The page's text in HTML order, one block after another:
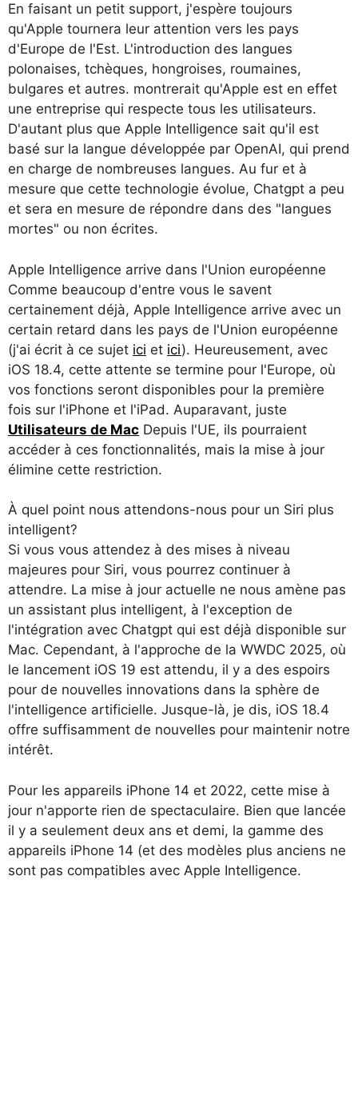
En faisant un petit support, j'espère toujours
qu'Apple tournera leur attention vers les pays
d'Europe de l'Est. L'introduction des langues
polonaises, tchèques, hongroises, roumaines,
bulgares et autres. montrerait qu'Apple est en effet
une entreprise qui respecte tous les utilisateurs.
D'autant plus que Apple Intelligence sait qu'il est
basé sur la langue développée par OpenAI, qui prend
en charge de nombreuses langues. Au fur et à
mesure que cette technologie évolue, Chatgpt a peu
et sera en mesure de répondre dans des "langues
mortes" ou non écrites.
Apple Intelligence arrive dans l'Union européenne
Comme beaucoup d'entre vous le savent
certainement déjà, Apple Intelligence arrive avec un
certain retard dans les pays de l'Union européenne
(j'ai écrit à ce sujet ici et ici). Heureusement, avec
iOS 18.4, cette attente se termine pour l'Europe, où
vos fonctions seront disponibles pour la première
fois sur l'iPhone et l'iPad. Auparavant, juste
Utilisateurs de Mac Depuis l'UE, ils pourraient
accéder à ces fonctionnalités, mais la mise à jour
élimine cette restriction.
À quel point nous attendons-nous pour un Siri plus
intelligent?
Si vous vous attendez à des mises à niveau
majeures pour Siri, vous pourrez continuer à
attendre. La mise à jour actuelle ne nous amène pas
un assistant plus intelligent, à l'exception de
l'intégration avec Chatgpt qui est déjà disponible sur
Mac. Cependant, à l'approche de la WWDC 2025, où
le lancement iOS 19 est attendu, il y a des espoirs
pour de nouvelles innovations dans la sphère de
l'intelligence artificielle. Jusque-là, je dis, iOS 18.4
offre suffisamment de nouvelles pour maintenir notre
intérêt.
Pour les appareils iPhone 14 et 2022, cette mise à
jour n'apporte rien de spectaculaire. Bien que lancée
il y a seulement deux ans et demi, la gamme des
appareils iPhone 14 (et des modèles plus anciens ne
sont pas compatibles avec Apple Intelligence.